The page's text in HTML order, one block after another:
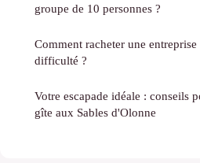
groupe de 10 personnes ?
Comment racheter une
difficulté ?
Votre escapade idéale : conseils
gîte aux Sables d'Olonne